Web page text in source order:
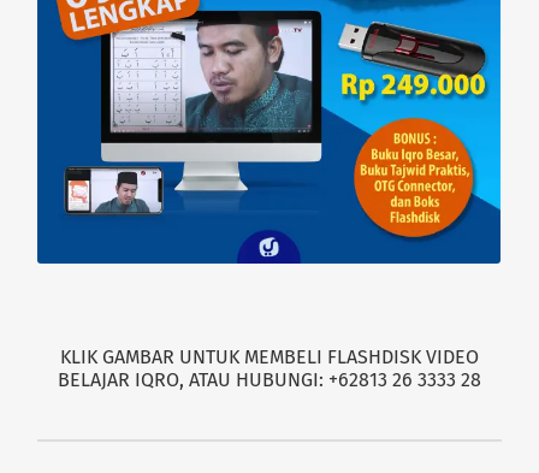
KLIK GAMBAR UNTUK MEMBELI FLASHDISK VIDEO
BELAJAR IQRO, ATAU HUBUNGI: +62813 26 3333 28